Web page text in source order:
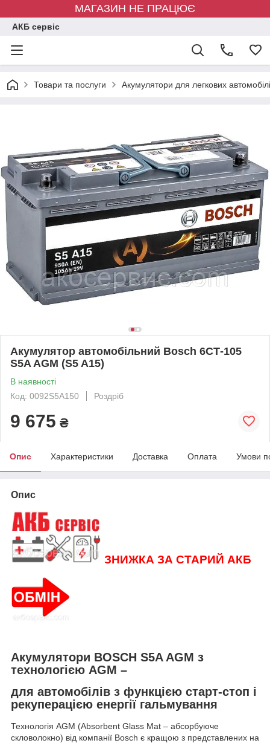
МАГАЗИН НЕ ПРАЦЮЄ
АКБ сервіс
Товари та послуги Акумулятори для легкових
Акумулятор автомобільний Bosch 6СТ-105
S5A AGM (S5 A15)
В наявності
Код: 0092S5A150
Роздріб
9 675 ₴
Опис Характеристики Доставка Оплата Умови
Опис
ЗНИЖКА ЗА СТАРИЙ АКБ
Акумулятори BOSCH S5A AGM з
технологією AGM –
для автомобілів з функцією старт-стоп і
рекуперацією енергії гальмування
Технологія AGM (Absorbent Glass Mat – абсорбуюче
скловолокно) від компанії Bosch є кращою з представлених на